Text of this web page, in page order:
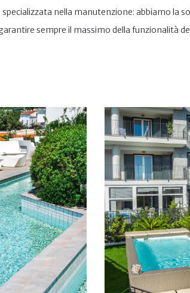
nella manutenzione: abbiamo la
sempre il massimo della funzionalità